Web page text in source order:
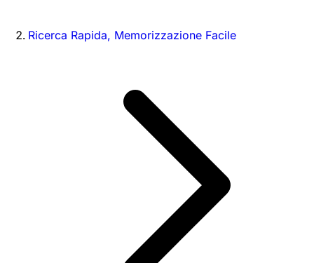
Ricerca Rapida, Memorizzazione Facile